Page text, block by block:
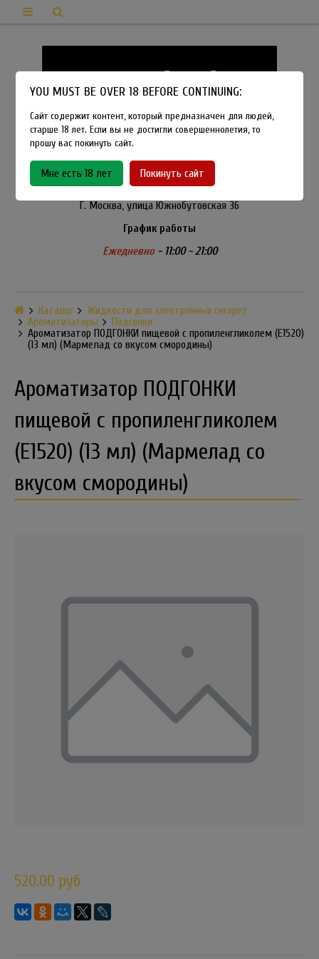
8-915-450-21-92
Розничный магазин Method Vapeshop
Г. Москва, улица Южнобутовская 36
График работы
Ежедневно- 11:00 - 21:00
Каталог
Жидкости для электронных сигарет
Ароматизаторы
Подгонки
Ароматизатор ПОДГОНКИ пищевой с пропиленгликолем (Е1520)
(13 мл) (Мармелад со вкусом смородины)
Ароматизатор ПОДГОНКИ
пищевой с пропиленгликолем
(Е1520) (13 мл) (Мармелад со
вкусом смородины)
520.00 руб
YOU MUST BE OVER 18 BEFORE CONTINUING:
Сайт содержит контент, который предназначен для людей,
старше 18 лет. Если вы не достигли совершеннолетия, то
прошу вас покинуть сайт.
Мне есть 18 лет Покинуть сайт